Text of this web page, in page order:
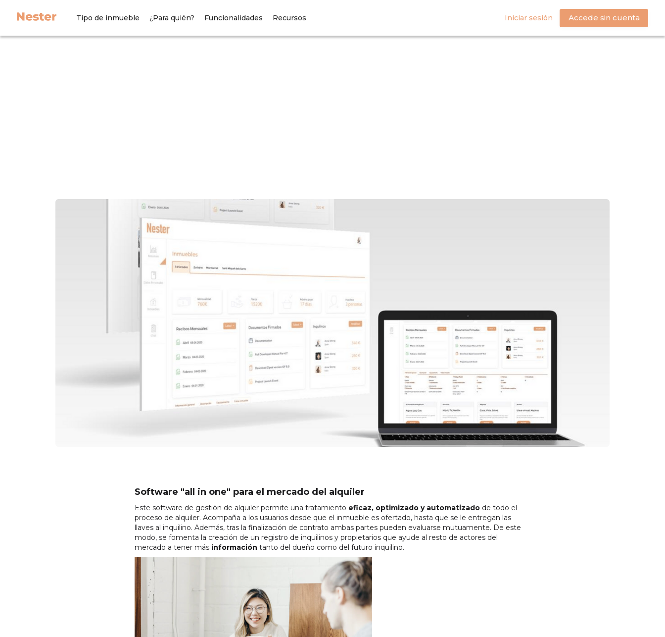
Tipo de inmueble ¿Para quién? Funcionalidades Recursos Iniciar sesión Accede sin cuenta
Software "all in one" para el mercado del alquiler
Este software de gestión de alquiler permite una tratamiento eficaz, optimizado y automatizado de todo el
proceso de alquiler. Acompaña a los usuarios desde que el inmueble es ofertado, hasta que se le entregan las
llaves al inquilino. Además, tras la finalización de contrato ambas partes pueden evaluarse mutuamente. De este
modo, se fomenta la creación de un registro de inquilinos y propietarios que ayude al resto de actores del
mercado a tener más información tanto del dueño como del futuro inquilino.